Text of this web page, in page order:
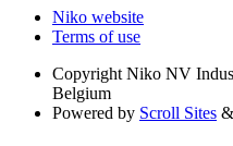
Niko website
Terms of use
Copyright Niko NV
Belgium
Powered by Scroll Sites &